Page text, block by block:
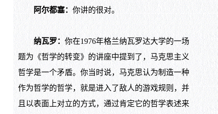
阿尔都塞： 你讲的很对。
纳瓦罗： 你在1976年格兰纳瓦罗达大学的一场
题为《哲学的转变》的讲座中提到了，马克思主义
哲学是一个矛盾。你当时说，马克思认为制造一种
作为哲学的哲学，就是进入了敌人的游戏规则，并
且以表面上对立的方式，通过肯定它的哲学表述来